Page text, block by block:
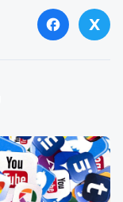
facebook X